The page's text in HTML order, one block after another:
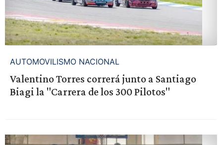
AUTOMOVILISMO NACIONAL
Valentino Torres correrá junto a Santiago
Biagi la "Carrera de los 300 Pilotos"